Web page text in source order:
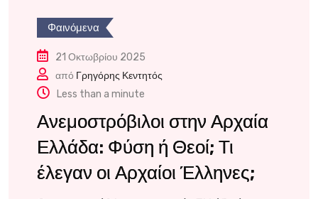
Φαινόμενα
21 Οκτωβρίου 2025
από Γρηγόρης Κεντητός
Less than a minute
Ανεμοστρόβιλοι στην Αρχαία
Ελλάδα: Φύση ή Θεοί; Τι
έλεγαν οι Αρχαίοι Έλληνες;